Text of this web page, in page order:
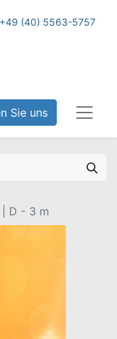
+49 (40) 5563-5757
Sie uns
| D - 3 m